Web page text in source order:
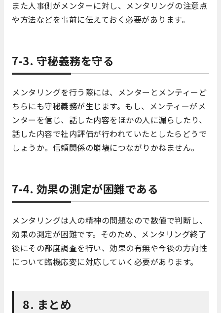
また人事側がメンターに対し、メンタリングの注意点
や方法などを事前に伝えておく必要があります。
7-3. 守秘義務を守る
メンタリングを行う際には、メンターとメンティーど
ちらにも守秘義務が生じます。もし、メンティーがメ
ンターを信じ、話した内容をほかの人に漏らしたり、
話した内容で社内評価が行われていたとしたらどうで
しょうか。信頼関係の崩壊につながりかねません。
7-4. 効果の測定が困難である
メンタリングは人の精神の問題なので数値で判断し、
効果の測定が困難です。そのため、メンタリング終了
後にその都度調査を行い、効果の有無や今後の方向性
について臨機応変に対応していく必要があります。
8. まとめ